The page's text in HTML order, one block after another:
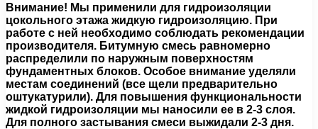
Внимание! Мы применили для гидроизоляции
цокольного этажа жидкую гидроизоляцию. При
работе с ней необходимо соблюдать рекомендации
производителя. Битумную смесь равномерно
распределили по наружным поверхностям
фундаментных блоков. Особое внимание уделяли
местам соединений (все щели предварительно
оштукатурили). Для повышения функциональности
жидкой гидроизоляции мы наносили ее в 2-3 слоя.
Для полного застывания смеси выжидали 2-3 дня.